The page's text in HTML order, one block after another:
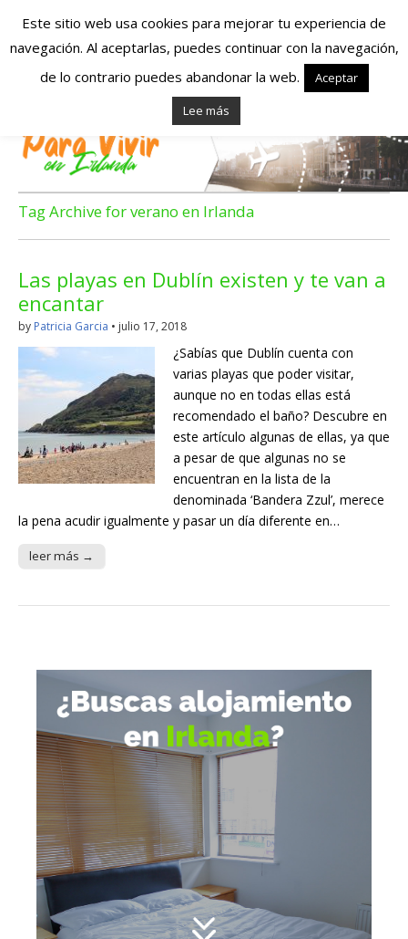
Españoles en
Irlanda – Vivir en
Irlanda – Trabajo
en Irlanda –
Alojamiento en
Irlanda
Blog dedicado a los que viven, estudian y trabajan en
Irlanda!
Tag Archive for verano en Irlanda
Las playas en Dublín existen y te van a
encantar
by Patricia Garcia • julio 17, 2018
¿Sabías que Dublín cuenta con
varias playas que poder visitar,
aunque no en todas ellas está
recomendado el baño? Descubre en
este artículo algunas de ellas, ya que
a pesar de que algunas no se
encuentran en la lista de la
denominada ‘Bandera Zzul’, merece
la pena acudir igualmente y pasar un día diferente en…
leer más →
Este sitio web usa cookies para mejorar tu experiencia de
navegación. Al aceptarlas, puedes continuar con la navegación,
de lo contrario puedes abandonar la web.
Aceptar
Lee más